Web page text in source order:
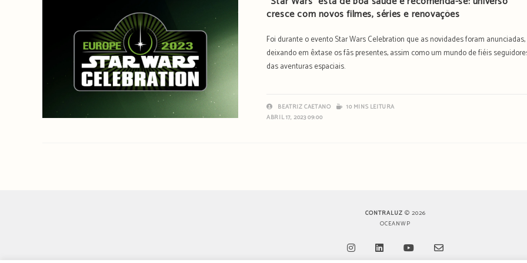
cresce com novos filmes, séries e renovações
Foi durante o evento Star Wars Celebration que as novidades foram anunciadas,
deixando em êxtase os fãs presentes, assim como um mundo de fiéis
das aventuras espaciais.
BEATRIZ CAETANO
10 MINS LEITURA
ABRIL 17, 2023 09:00
CONTRALUZ © 2026
OCEANWP